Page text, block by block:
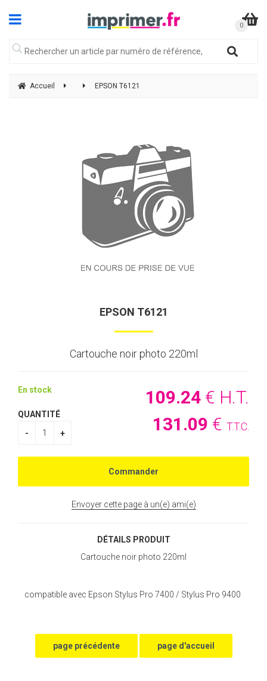
Accueil EPSON T6121
EPSON T6121
Cartouche noir photo 220ml
109.24 € H.T.
131 .09 € T.T.C.
En stock
QUANTITÉ
Envoyer cette page à un(e) ami(e)
DÉTAILS PRODUIT
Cartouche noir photo 220ml
compatible avec Epson Stylus Pro 7400 / Stylus Pro 9400